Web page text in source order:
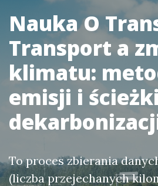
Nauka O
Transport a
klimatu:
emisji i ścieżki
To proces zbierania
(liczba przejechanych